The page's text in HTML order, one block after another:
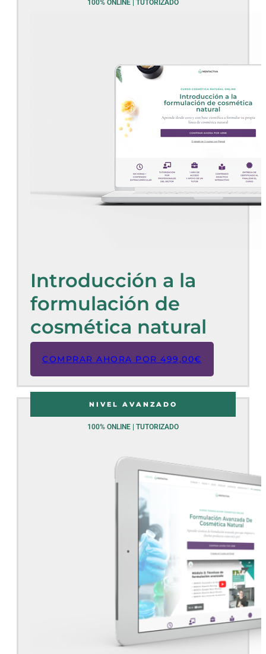
100% ONLINE | TUTORIZADO
Introducción a la
formulación de
cosmética natural
COMPRAR AHORA POR 499,00€
NIVEL AVANZADO
100% ONLINE | TUTORIZADO